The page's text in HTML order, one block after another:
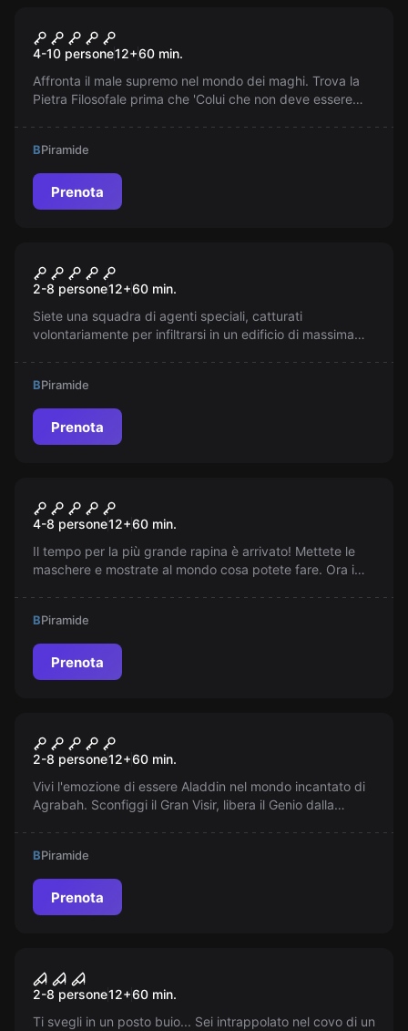
Scuola di Magia
4-10 persone12+60 min.
Affronta il male supremo nel mondo dei maghi. Trova la
Pietra Filosofale prima che 'Colui che non deve essere
BPiramide
Prenota
Top Secret
2-8 persone12+60 min.
Siete una squadra di agenti speciali, catturati
volontariamente per infiltrarsi in un edificio di massima
fortuna agente!
BPiramide
Prenota
Rapina Alla Zecca di Stato
4-8 persone12+60 min.
Il tempo per la più grande rapina è arrivato! Mettete le
maschere e mostrate al mondo cosa potete fare. Ora i
BPiramide
Prenota
La Lampada di Aladino
2-8 persone12+60 min.
Vivi l'emozione di essere Aladdin nel mondo incantato di
Agrabah. Sconfiggi il Gran Visir, libera il Genio dalla
BPiramide
Prenota
Saw
2-8 persone12+60 min.
Ti svegli in un posto buio... Sei intrappolato nel covo di un